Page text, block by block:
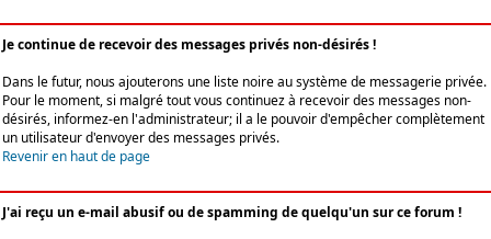
Je continue de recevoir des messages privés non-désirés !
Dans le futur, nous ajouterons une liste noire au système de messagerie privée.
Pour le moment, si malgré tout vous continuez à recevoir des messages non-
désirés, informez-en l'administrateur; il a le pouvoir d'empêcher complètement
un utilisateur d'envoyer des messages privés.
Revenir en haut de page
J'ai reçu un e-mail abusif ou de spamming de quelqu'un sur ce forum !